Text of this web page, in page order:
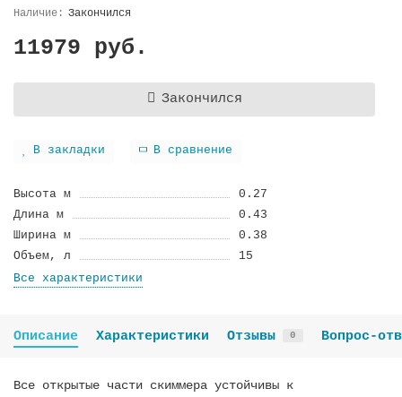
Закончился
11979 руб.
Закончился
В закладки В сравнение
Высота м
0.27
Длина м
0.43
Ширина м
0.38
Объем, л
15
Все характеристики
Описание Характеристики Отзывы 0 Вопрос-
Все открытые части скиммера устойчивы к